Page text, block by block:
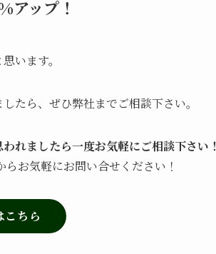
アップ！
います。
たら、ぜひ弊社までご相談下さい‍。
れましたら一度お気軽にご相談下さい！
お気軽にお問い合せください！
ちら